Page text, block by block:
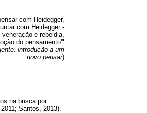
com Heidegger,
com Heidegger -
e rebeldia,
do pensamento'"
introdução a um
novo pensar)
na busca por
Santos, 2013).